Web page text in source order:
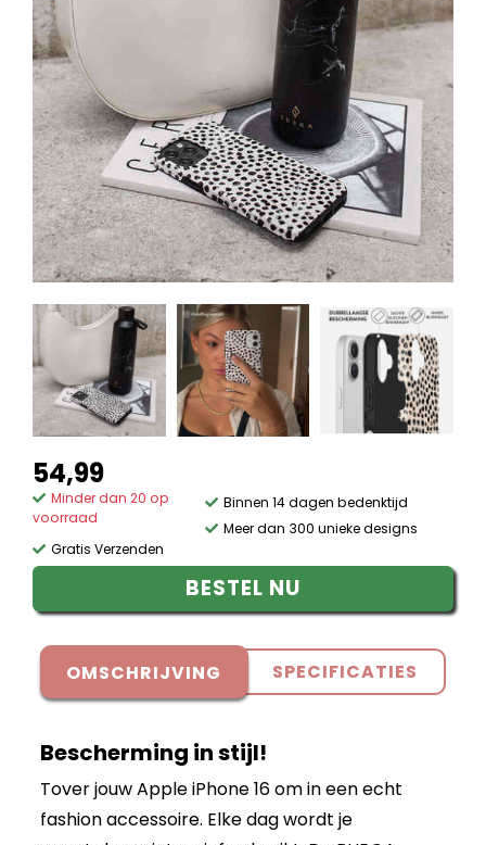
54,99
Minder dan 20 op
voorraad
Gratis Verzenden
Binnen 14 dagen bedenktijd
Meer dan 300 unieke designs
BESTEL NU
OMSCHRIJVING SPECIFICATIES
Bescherming in stijl!
Tover jouw Apple iPhone 16 om in een echt
fashion accessoire. Elke dag wordt je